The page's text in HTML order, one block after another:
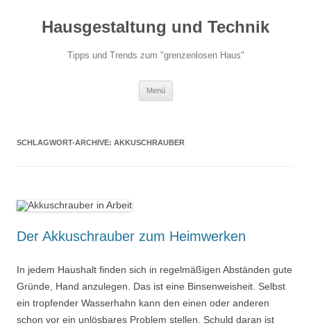
Hausgestaltung und Technik
Tipps und Trends zum "grenzenlosen Haus"
Menü
SCHLAGWORT-ARCHIVE: AKKUSCHRAUBER
Der Akkuschrauber zum Heimwerken
In jedem Haushalt finden sich in regelmäßigen Abständen gute
Gründe, Hand anzulegen. Das ist eine Binsenweisheit. Selbst
ein tropfender Wasserhahn kann den einen oder anderen
schon vor ein unlösbares Problem stellen. Schuld daran ist